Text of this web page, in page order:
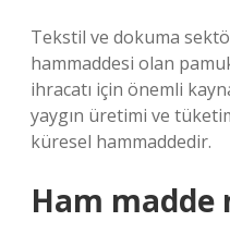
Tekstil ve dokuma
hammaddesi olan
ihracatı için önemli
yaygın üretimi ve
küresel hammaddedir.
Ham madde